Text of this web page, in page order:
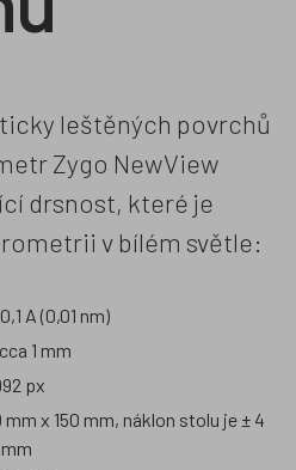
leštěných povrchů
Zygo NewView
drsnost, které je
v bílém světle:
A (0,01 nm)
1 mm
px
x 150 mm, náklon stolu je ± 4